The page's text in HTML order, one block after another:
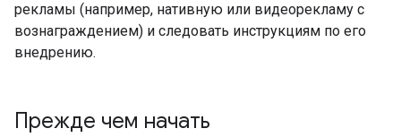
рекламы (например, нативную или видеорекламу с
вознаграждением) и следовать инструкциям по его
внедрению.
Прежде чем начать